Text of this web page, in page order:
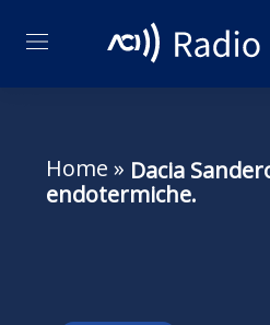
Home » Dacia
endotermiche.